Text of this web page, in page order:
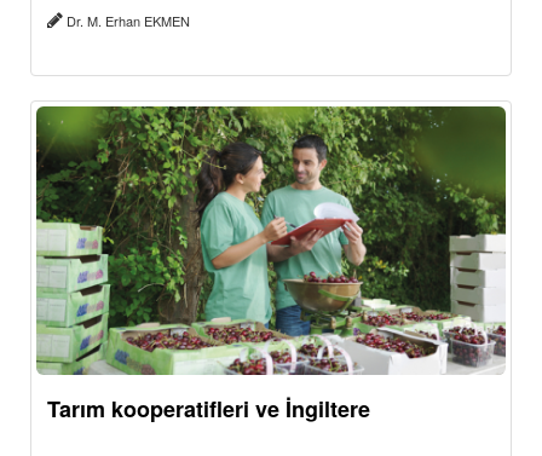
Dr. M. Erhan EKMEN
Tarım kooperatifleri ve İngiltere